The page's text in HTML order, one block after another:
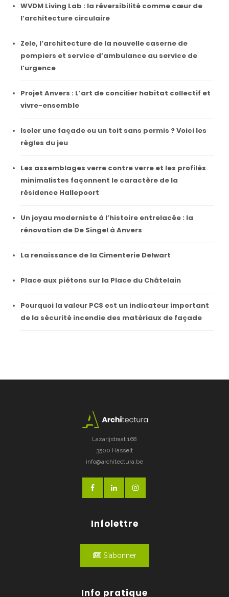
WVDM Living Lab : la réversibilité comme cœur de
l’architecture circulaire
Zele, l’architecture de la nouvelle caserne de
pompiers et service d’ambulance au service de
l’urgence
Projet Anvers : L’art de concilier habitat collectif et
vivre-ensemble
Isoler une façade ou un toit sans permis ? Voici les
règles du jeu
Les assemblages verre contre verre et les profilés
minimalistes façonnent le caractère de la
résidence Hallepoort
Un joyau moderniste à l’histoire entrelacée : la
rénovation de De Singel à Anvers
La renaissance de la Cimenterie Delwart
Place aux piétons sur la Place du Châtelain
Pourquoi la valeur PCS est un indicateur important
de la sécurité incendie des matériaux de façade
Lazarijstraat 168
3500 Hasselt
info@architectura.be
Infolettre
S'abonner
Info pratique